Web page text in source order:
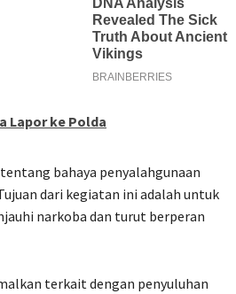
Lapor ke Polda
bahaya penyalahgunaan
dari kegiatan ini adalah untuk
narkoba dan turut berperan
terkait dengan penyuluhan